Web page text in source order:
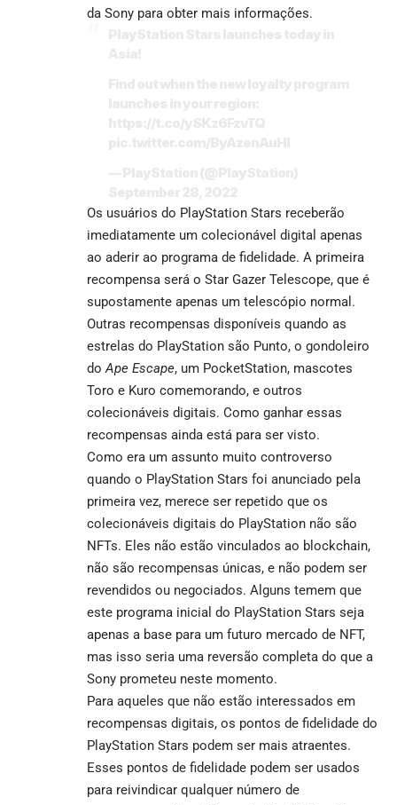
da Sony para obter mais informações.
Os usuários do PlayStation Stars receberão
imediatamente um colecionável digital apenas
ao aderir ao programa de fidelidade. A primeira
recompensa será o Star Gazer Telescope, que é
supostamente apenas um telescópio normal.
Outras recompensas disponíveis quando as
estrelas do PlayStation são Punto, o gondoleiro
do Ape Escape, um PocketStation, mascotes
Toro e Kuro comemorando, e outros
colecionáveis digitais. Como ganhar essas
recompensas ainda está para ser visto.
Como era um assunto muito controverso
quando o PlayStation Stars foi anunciado pela
primeira vez, merece ser repetido que os
colecionáveis digitais do PlayStation não são
NFTs. Eles não estão vinculados ao blockchain,
não são recompensas únicas, e não podem ser
revendidos ou negociados. Alguns temem que
este programa inicial do PlayStation Stars seja
apenas a base para um futuro mercado de NFT,
mas isso seria uma reversão completa do que a
Sony prometeu neste momento.
Para aqueles que não estão interessados em
recompensas digitais, os pontos de fidelidade do
PlayStation Stars podem ser mais atraentes.
Esses pontos de fidelidade podem ser usados
para reivindicar qualquer número de